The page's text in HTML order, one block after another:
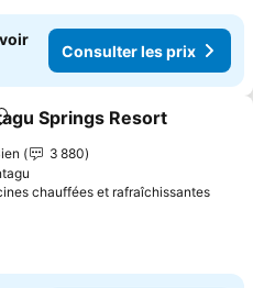
Consulter les prix
à mes favoris
Springs Resort
3 880
chauffées et rafraîchissantes